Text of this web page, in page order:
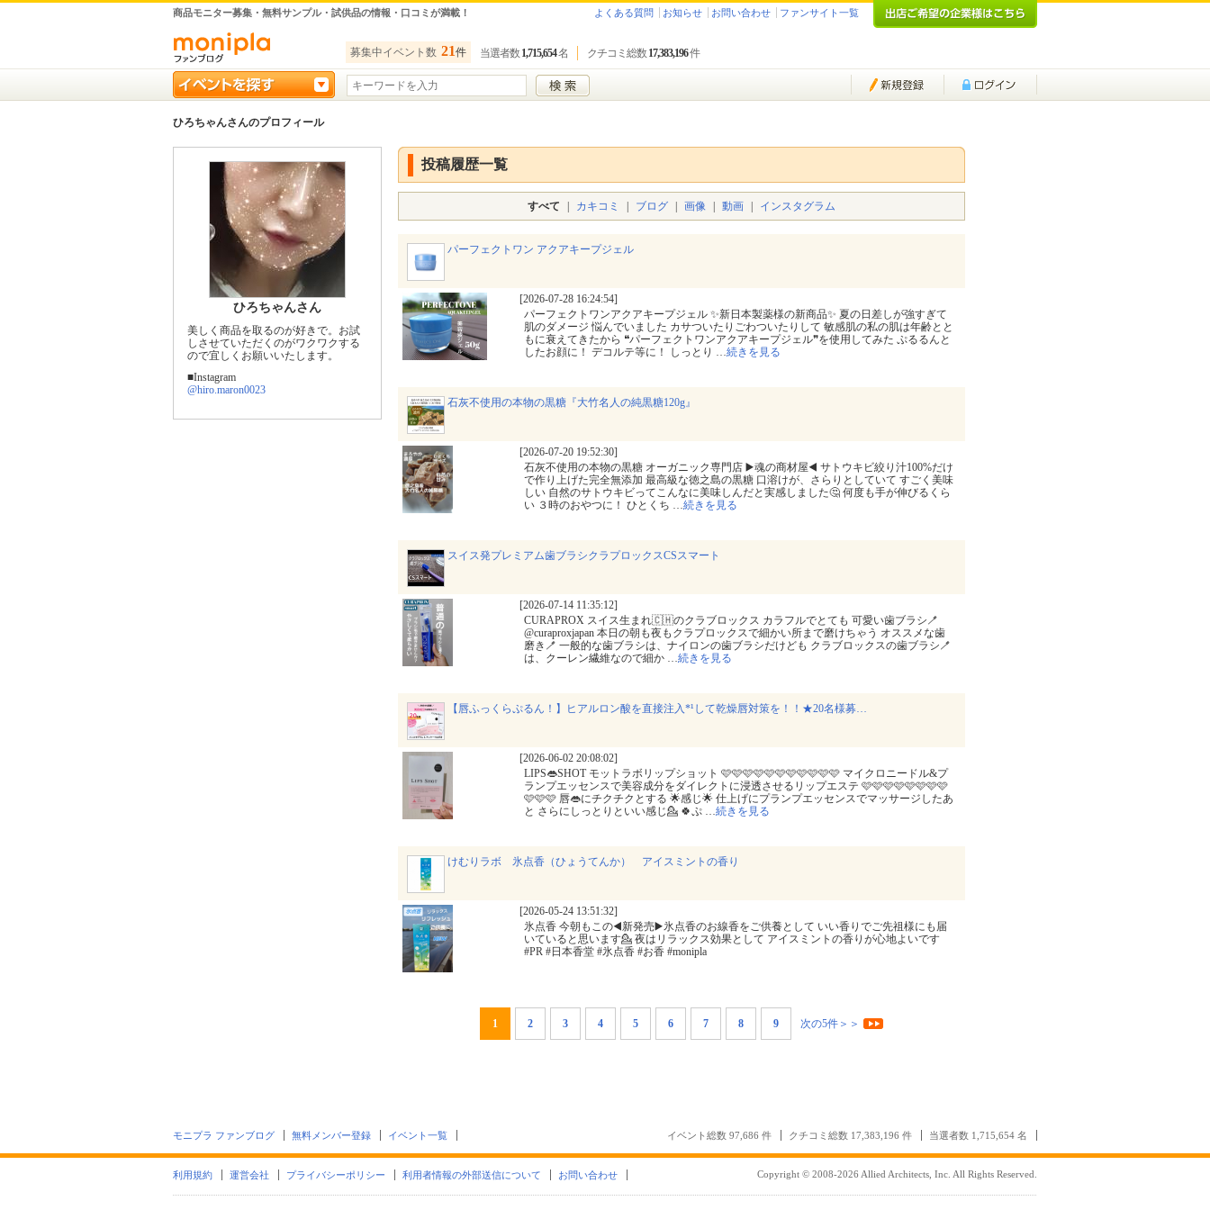
商品モニター募集・無料サンプル・試供品の情報・口コミが満載！ よくある質問 お知らせ お問い合わせ ファンサイト一覧
募集中イベント数 21件 当選者数 1,715,654名 クチコミ総数 17,383,196件
ひろちゃんさんのプロフィール
ひろちゃんさん
美しく商品を取るのが好きで。お試
しさせていただくのがワクワクする
ので宜しくお願いいたします。
■Instagram
@hiro.maron0023
投稿履歴一覧
すべて カキコミ ブログ 画像 動画 インスタグラム
パーフェクトワン アクアキープジェル
[2026-07-28 16:24:54]
パーフェクトワンアクアキープジェル ✨新日本製薬様の新商品✨ 夏の日差しが強すぎて
肌のダメージ 悩んでいました カサついたりごわついたりして 敏感肌の私の肌は年齢とと
もに衰えてきたから ❝パーフェクトワンアクアキープジェル❞を使用してみた ぷるるんと
したお顔に！ デコルテ等に！ しっとり …続きを見る
石灰不使用の本物の黒糖『大竹名人の純黒糖120g』
[2026-07-20 19:52:30]
石灰不使用の本物の黒糖 オーガニック専門店 ▶️魂の商材屋◀️ サトウキビ絞り汁100%だけ
で作り上げた完全無添加 最高級な徳之島の黒糖 口溶けが、さらりとしていて すごく美味
しい 自然のサトウキビってこんなに美味しんだと実感しました🤔 何度も手が伸びるくら
い ３時のおやつに！ ひとくち …続きを見る
スイス発プレミアム歯ブラシクラプロックスCSスマート
[2026-07-14 11:35:12]
CURAPROX スイス生まれ🇨🇭のクラブロックス カラフルでとても 可愛い歯ブラシ🪥
@curaproxjapan 本日の朝も夜もクラプロックスで細かい所まで磨けちゃう オススメな歯
磨き🪥 一般的な歯ブラシは、ナイロンの歯ブラシだけども クラブロックスの歯ブラシ🪥
は、クーレン繊維なので細か …続きを見る
【唇ふっくらぷるん！】ヒアルロン酸を直接注入*¹して乾燥唇対策を！！★20名様募…
[2026-06-02 20:08:02]
LIPS👄SHOT モットラボリップショット 🩷🩷🩷🩷🩷🩷🩷🩷🩷🩷🩷 マイクロニードル&プ
ランプエッセンスで美容成分をダイレクトに浸透させるリップエステ 🩷🩷🩷🩷🩷🩷🩷🩷
🩷🩷🩷 唇👄にチクチクとする 🌟感じ🌟 仕上げにプランプエッセンスでマッサージしたあ
と さらにしっとりといい感じ💁 🍀ぷ …続きを見る
けむりラボ 氷点香（ひょうてんか） アイスミントの香り
[2026-05-24 13:51:32]
氷点香 今朝もこの◀️新発売▶️氷点香のお線香をご供養として いい香りでご先祖様にも届
いていると思います💁 夜はリラックス効果として アイスミントの香りが心地よいです
#PR #日本香堂 #氷点香 #お香 #monipla
1 2 3 4 5 6 7 8 9 次の5件＞＞
モニプラ ファンブログ 無料メンバー登録 イベント一覧 イベント総数 97,686 件 クチコミ総数 17,383,196 件 当選者数 1,715,654 名
利用規約 運営会社 プライバシーポリシー 利用者情報の外部送信について お問い合わせ Copyright © 2008-2026 Allied Architects, Inc. All Rights Reserved.